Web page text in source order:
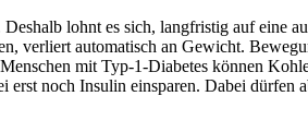
lohnt es sich, langfristig auf eine
verliert automatisch an Gewicht.
mit Typ-1-Diabetes können
noch Insulin einsparen. Dabei dürfen